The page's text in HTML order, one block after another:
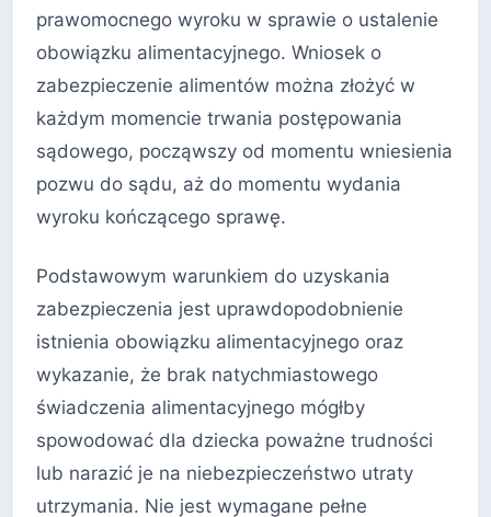
prawomocnego wyroku w sprawie o ustalenie
obowiązku alimentacyjnego. Wniosek o
zabezpieczenie alimentów można złożyć w
każdym momencie trwania postępowania
sądowego, począwszy od momentu wniesienia
pozwu do sądu, aż do momentu wydania
wyroku kończącego sprawę.
Podstawowym warunkiem do uzyskania
zabezpieczenia jest uprawdopodobnienie
istnienia obowiązku alimentacyjnego oraz
wykazanie, że brak natychmiastowego
świadczenia alimentacyjnego mógłby
spowodować dla dziecka poważne trudności
lub narazić je na niebezpieczeństwo utraty
utrzymania. Nie jest wymagane pełne